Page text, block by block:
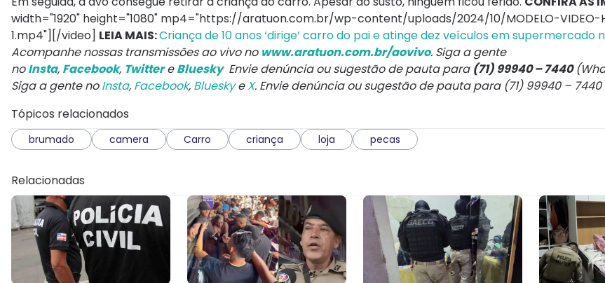
width="1920" height="1080" mp4="https://aratuon.com.br/wp-content/uploads/2024/10/MODELO-VIDEO-
1.mp4"][/video] LEIA MAIS:Criança de 10 anos ‘dirige’ carro do pai e atinge dez veículos em supermercado
Acompanhe nossas transmissões ao vivo no www.aratuon.com.br/aovivo. Siga a gente
noInsta, Facebook, TwittereBlueskyEnvie denúncia ou sugestão de pauta para (71) 99940 – 7440
Siga a gente noInsta, Facebook, BlueskyeX. Envie denúncia ou sugestão de pauta para (71) 99940 – 7440
Tópicos relacionados
brumado camera Carro criança loja pecas
Relacionadas